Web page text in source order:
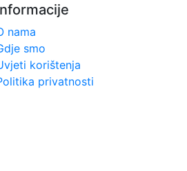
nama
smo
korištenja
privatnosti